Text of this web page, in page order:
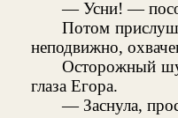
— Усни! —
Потом
неподвижно,
Осторожный
глаза Егора.
— Заснула,